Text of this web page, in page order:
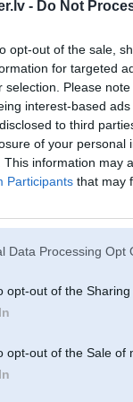
- Do Not
opt-out of the sale,
for targeted
selection. Please
interest-based
to third
of your personal
This information may
Participants that may
Data Processing Opt
opt-out of the
opt-out of the Sale of
Iesakiet, kur
14 Feb